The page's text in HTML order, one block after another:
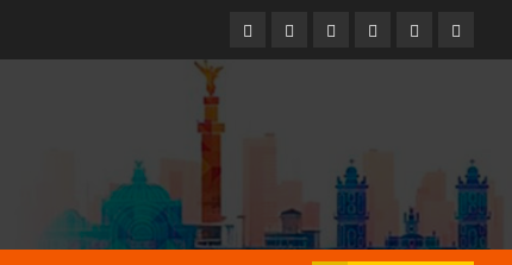
Entrevistas
Espectáculos
Movilidad
Metro
CDMX
Cultura